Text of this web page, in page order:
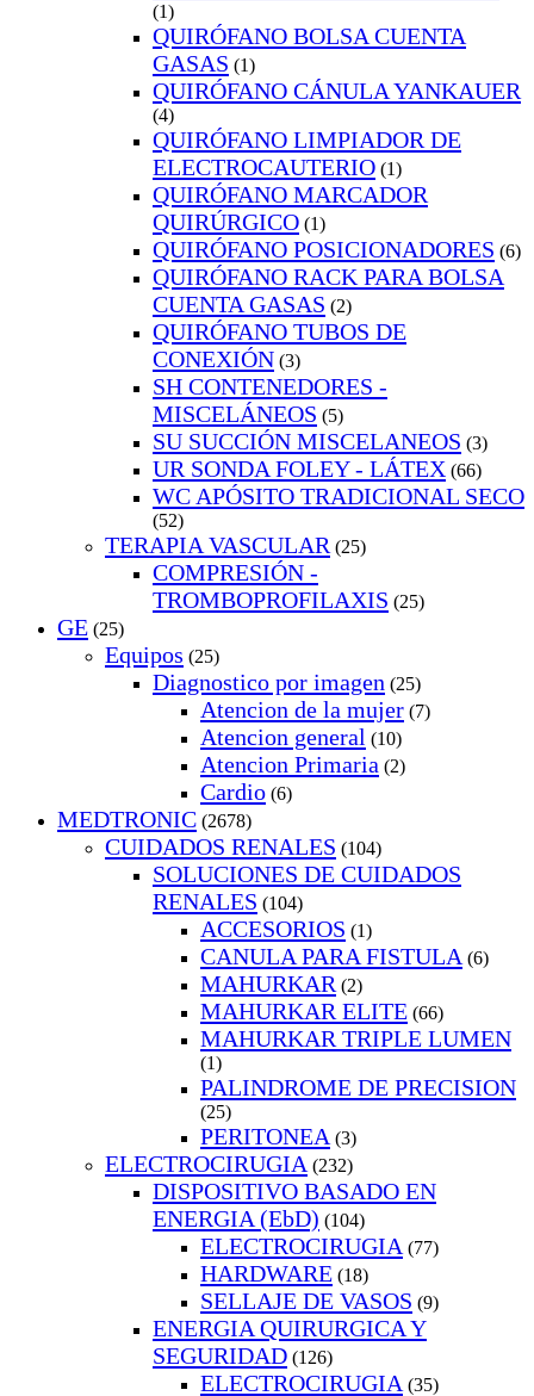
(1)
QUIRÓFANO BOLSA CUENTA
GASAS (1)
QUIRÓFANO CÁNULA YANKAUER
(4)
QUIRÓFANO LIMPIADOR DE
ELECTROCAUTERIO (1)
QUIRÓFANO MARCADOR
QUIRÚRGICO (1)
QUIRÓFANO POSICIONADORES (6)
QUIRÓFANO RACK PARA BOLSA
CUENTA GASAS (2)
QUIRÓFANO TUBOS DE
CONEXIÓN (3)
SH CONTENEDORES -
MISCELÁNEOS (5)
SU SUCCIÓN MISCELANEOS (3)
UR SONDA FOLEY - LÁTEX (66)
WC APÓSITO TRADICIONAL SECO
(52)
TERAPIA VASCULAR (25)
COMPRESIÓN -
TROMBOPROFILAXIS (25)
GE (25)
Equipos (25)
Diagnostico por imagen (25)
Atencion de la mujer (7)
Atencion general (10)
Atencion Primaria (2)
Cardio (6)
MEDTRONIC (2678)
CUIDADOS RENALES (104)
SOLUCIONES DE CUIDADOS
RENALES (104)
ACCESORIOS (1)
CANULA PARA FISTULA (6)
MAHURKAR (2)
MAHURKAR ELITE (66)
MAHURKAR TRIPLE LUMEN
(1)
PALINDROME DE PRECISION
(25)
PERITONEA (3)
ELECTROCIRUGIA (232)
DISPOSITIVO BASADO EN
ENERGIA (EbD) (104)
ELECTROCIRUGIA (77)
HARDWARE (18)
SELLAJE DE VASOS (9)
ENERGIA QUIRURGICA Y
SEGURIDAD (126)
ELECTROCIRUGIA (35)